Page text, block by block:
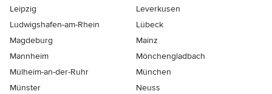
Leipzig
Leverkusen
Ludwigshafen-am-Rhein
Lübeck
Magdeburg
Mainz
Mannheim
Mönchen­gladbach
Mülheim-an-der-Ruhr
München
Münster
Neuss